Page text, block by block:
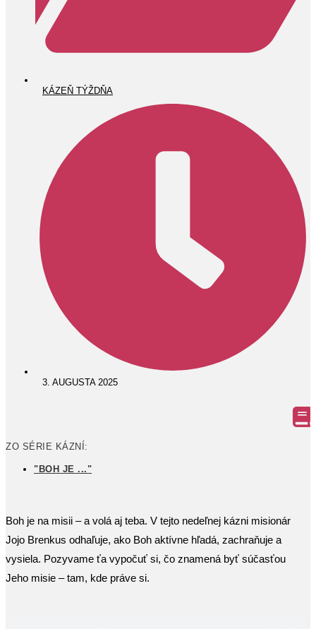
KÁZEŇ TÝŽDŇA
3. AUGUSTA 2025
ZO SÉRIE KÁZNÍ:
"BOH JE ..."
Boh je na misii – a volá aj teba. V tejto nedeľnej kázni misionár
Jojo Brenkus odhaľuje, ako Boh aktívne hľadá, zachraňuje a
vysiela. Pozyvame ťa vypočuť si, čo znamená byť súčasťou
Jeho misie – tam, kde práve si.